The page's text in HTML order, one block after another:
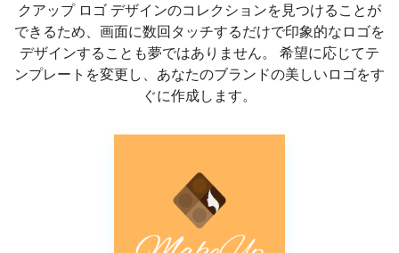
クアップ ロゴ デザインのコレクションを見つけることが
できるため、画面に数回タッチするだけで印象的なロゴを
デザインすることも夢ではありません。 希望に応じてテ
ンプレートを変更し、あなたのブランドの美しいロゴをす
ぐに作成します。